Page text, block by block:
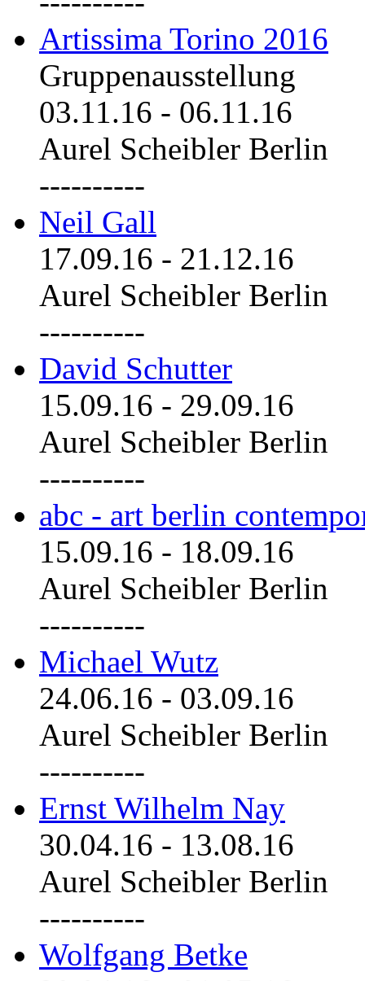
Artissima Torino 2016
Gruppenausstellung
03.11.16 - 06.11.16
Aurel Scheibler Berlin
----------
Neil Gall
17.09.16 - 21.12.16
Aurel Scheibler Berlin
----------
David Schutter
15.09.16 - 29.09.16
Aurel Scheibler Berlin
----------
abc - art berlin
15.09.16 - 18.09.16
Aurel Scheibler Berlin
----------
Michael Wutz
24.06.16 - 03.09.16
Aurel Scheibler Berlin
----------
Ernst Wilhelm Nay
30.04.16 - 13.08.16
Aurel Scheibler Berlin
----------
Wolfgang Betke